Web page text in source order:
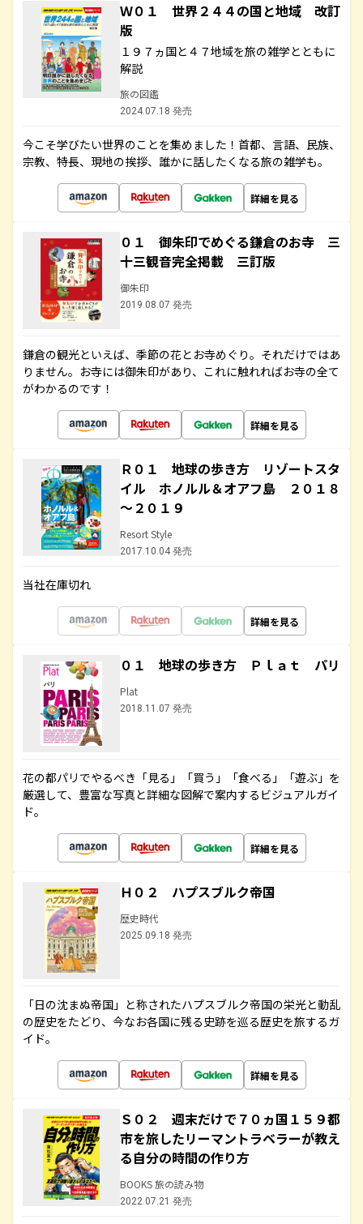
Ｗ０１ 世界２４４の国と地域 改訂
版
１９７ヵ国と４７地域を旅の雑学とともに
解説
旅の図鑑
2024.07.18 発売
今こそ学びたい世界のことを集めました！首都、言語、民族、
宗教、特長、現地の挨拶、誰かに話したくなる旅の雑学も。
詳細を見る
０１ 御朱印でめぐる鎌倉のお寺 三
十三観音完全掲載 三訂版
御朱印
2019.08.07 発売
鎌倉の観光といえば、季節の花とお寺めぐり。それだけではあ
りません。お寺には御朱印があり、これに触れればお寺の全て
がわかるのです！
詳細を見る
Ｒ０１ 地球の歩き方 リゾートスタ
イル ホノルル＆オアフ島 ２０１８
～２０１９
Resort Style
2017.10.04 発売
当社在庫切れ
詳細を見る
０１ 地球の歩き方 Ｐｌａｔ パリ
Plat
2018.11.07 発売
花の都パリでやるべき「見る」「買う」「食べる」「遊ぶ」を
厳選して、豊富な写真と詳細な図解で案内するビジュアルガイ
ド。
詳細を見る
Ｈ０２ ハプスブルク帝国
歴史時代
2025.09.18 発売
「日の沈まぬ帝国」と称されたハプスブルク帝国の栄光と動乱
の歴史をたどり、今なお各国に残る史跡を巡る歴史を旅するガ
イド。
詳細を見る
Ｓ０２ 週末だけで７０ヵ国１５９都
市を旅したリーマントラベラーが教え
る自分の時間の作り方
BOOKS 旅の読み物
2022.07.21 発売